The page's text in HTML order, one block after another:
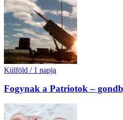
Külföld / 1 napja
Fogynak a Patriotok –